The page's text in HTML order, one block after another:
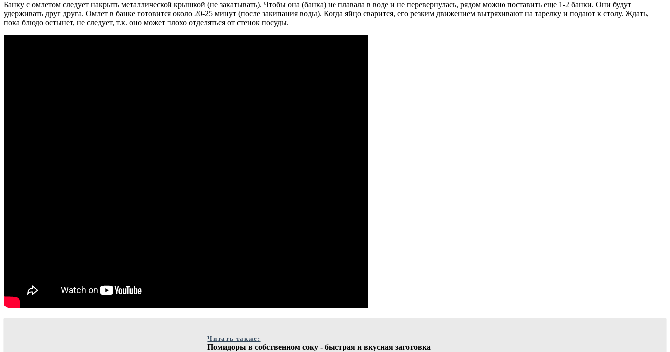
Банку с омлетом следует накрыть металлической крышкой (не закатывать). Чтобы она (банка) не плавала в воде и не перевернулась, рядом можно поставить еще 1-2 банки. Они будут
удерживать друг друга. Омлет в банке готовится около 20-25 минут (после закипания воды). Когда яйцо сварится, его резким движением вытряхивают на тарелку и подают к столу. Ждать,
пока блюдо остынет, не следует, т.к. оно может плохо отделяться от стенок посуды.
Читать также:
Помидоры в собственном соку - быстрая и вкусная заготовка